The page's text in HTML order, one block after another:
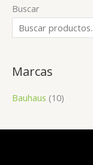
Buscar
Marcas
Bauhaus (10)